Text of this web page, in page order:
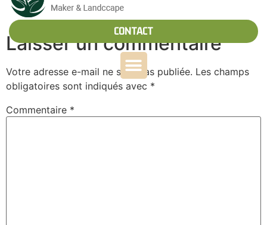
CONTACT
Laisser un commentaire
Votre adresse e-mail ne sera pas publiée. Les champs
obligatoires sont indiqués avec *
Commentaire *